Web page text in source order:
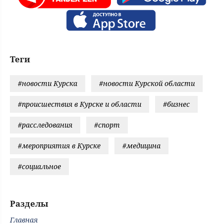
Теги
#новости Курска #новости Курской области
#происшествия в Курске и области #бизнес
#расследования #спорт
#мероприятия в Курске #медицина
#социальное
Разделы
Главная